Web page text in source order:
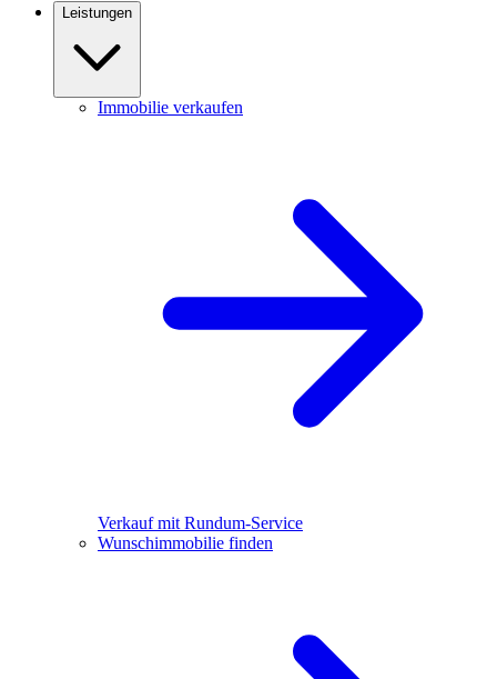
Leistungen
Immobilie verkaufen
Verkauf mit Rundum-Service
Wunschimmobilie finden